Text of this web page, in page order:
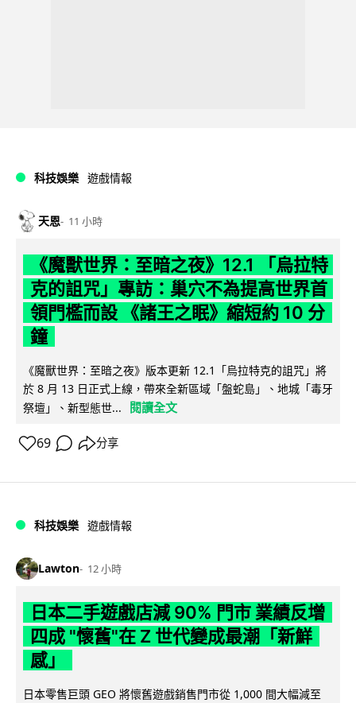
科技娛樂 遊戲情報
天恩 11 小時
《魔獸世界：至暗之夜》12.1 「烏拉特
克的詛咒」專訪：巢穴不為提高世界首
領門檻而設 《諸王之眠》縮短約 10 分
鐘
《魔獸世界：至暗之夜》版本更新 12.1「烏拉特克的詛咒」將
於 8 月 13 日正式上線，帶來全新區域「盤蛇島」、地城「毒牙
祭壇」、新型態世...
閱讀全文
69 分享
科技娛樂 遊戲情報
Lawton 12 小時
日本二手遊戲店減 90% 門市 業績反增
四成 "懷舊"在 Z 世代變成最潮「新鮮
感」
日本零售巨頭 GEO 將懷舊遊戲銷售門市從 1,000 間大幅減至